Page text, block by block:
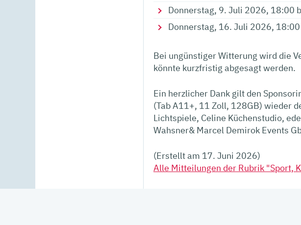
Donnerstag, 9. Juli 2026, 18:00
Donnerstag, 16. Juli 2026,
Bei ungünstiger Witterung wird die
könnte kurzfristig abgesagt werden.
Ein herzlicher Dank gilt den
(Tab A11+, 11 Zoll, 128GB) wieder
Lichtspiele, Celine Küchenstudio,
Wahsner& Marcel Demirok Events
(Erstellt am 17. Juni 2026)
Alle Mitteilungen der Rubrik "Sport,